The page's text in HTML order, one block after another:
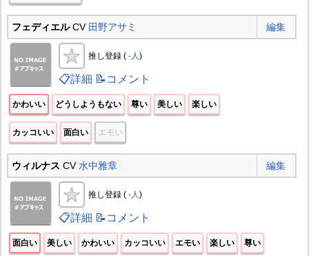
フェディエルCV 田野アサミ 編集
推し登録 ( -人)
📋詳細 📝コメント
かわいい どうしようもない 尊い 美しい 楽しい
カッコいい 面白い エモい
ウィルナス CV水中雅章 編集
推し登録 ( -人)
📋詳細 📝コメント
面白い 美しい かわいい カッコいい エモい 楽しい 尊い